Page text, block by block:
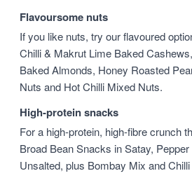
Flavoursome nuts
If you like nuts, try our flavoured
Chilli & Makrut Lime Baked
Baked Almonds, Honey Roasted
Nuts and Hot Chilli Mixed Nuts.
High-protein snacks
For a high-protein, high-fibre crunch
Broad Bean Snacks in Satay,
Unsalted, plus Bombay Mix and